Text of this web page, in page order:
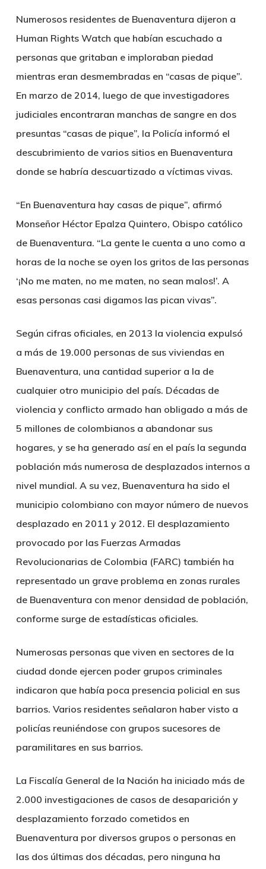
Numerosos residentes de Buenaventura dijeron a
Human Rights Watch que habían escuchado a
personas que gritaban e imploraban piedad
mientras eran desmembradas en “casas de pique”.
En marzo de 2014, luego de que investigadores
judiciales encontraran manchas de sangre en dos
presuntas “casas de pique”, la Policía informó el
descubrimiento de varios sitios en Buenaventura
donde se habría descuartizado a víctimas vivas.
“En Buenaventura hay casas de pique”, afirmó
Monseñor Héctor Epalza Quintero, Obispo católico
de Buenaventura. “La gente le cuenta a uno como a
horas de la noche se oyen los gritos de las personas
‘¡No me maten, no me maten, no sean malos!’. A
esas personas casi digamos las pican vivas”.
Según cifras oficiales, en 2013 la violencia expulsó
a más de 19.000 personas de sus viviendas en
Buenaventura, una cantidad superior a la de
cualquier otro municipio del país. Décadas de
violencia y conflicto armado han obligado a más de
5 millones de colombianos a abandonar sus
hogares, y se ha generado así en el país la segunda
población más numerosa de desplazados internos a
nivel mundial. A su vez, Buenaventura ha sido el
municipio colombiano con mayor número de nuevos
desplazado en 2011 y 2012. El desplazamiento
provocado por las Fuerzas Armadas
Revolucionarias de Colombia (FARC) también ha
representado un grave problema en zonas rurales
de Buenaventura con menor densidad de población,
conforme surge de estadísticas oficiales.
Numerosas personas que viven en sectores de la
ciudad donde ejercen poder grupos criminales
indicaron que había poca presencia policial en sus
barrios. Varios residentes señalaron haber visto a
policías reuniéndose con grupos sucesores de
paramilitares en sus barrios.
La Fiscalía General de la Nación ha iniciado más de
2.000 investigaciones de casos de desaparición y
desplazamiento forzado cometidos en
Buenaventura por diversos grupos o personas en
las dos últimas dos décadas, pero ninguna ha